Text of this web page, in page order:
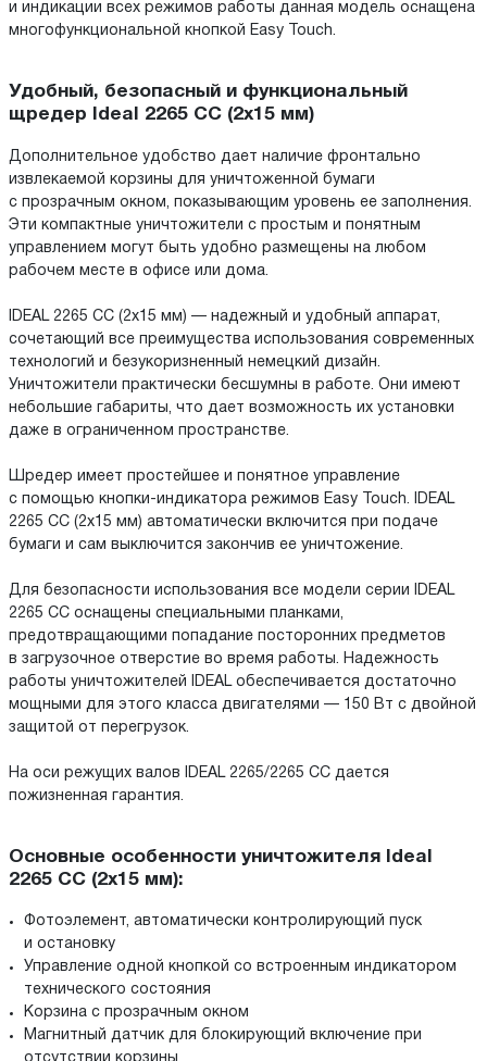
и индикации всех режимов работы данная модель оснащена
многофункциональной кнопкой Easy Touch.
Удобный, безопасный и функциональный
щредер Ideal 2265 CC (2x15 мм)
Дополнительное удобство дает наличие фронтально
извлекаемой корзины для уничтоженной бумаги
с прозрачным окном, показывающим уровень ее заполнения.
Эти компактные уничтожители с простым и понятным
управлением могут быть удобно размещены на любом
рабочем месте в офисе или дома.
IDEAL 2265 CC (2x15 мм) — надежный и удобный аппарат,
сочетающий все преимущества использования современных
технологий и безукоризненный немецкий дизайн.
Уничтожители практически бесшумны в работе. Они имеют
небольшие габариты, что дает возможность их установки
даже в ограниченном пространстве.
Шредер имеет простейшее и понятное управление
с помощью кнопки-индикатора режимов Easy Touch. IDEAL
2265 CC (2x15 мм) автоматически включится при подаче
бумаги и сам выключится закончив ее уничтожение.
Для безопасности использования все модели серии IDEAL
2265 CC оснащены специальными планками,
предотвращающими попадание посторонних предметов
в загрузочное отверстие во время работы. Надежность
работы уничтожителей IDEAL обеспечивается достаточно
мощными для этого класса двигателями — 150 Вт с двойной
защитой от перегрузок.
На оси режущих валов IDEAL 2265/2265 CC дается
пожизненная гарантия.
Основные особенности уничтожителя Ideal
2265 CC (2x15 мм):
Фотоэлемент, автоматически контролирующий пуск
и остановку
Управление одной кнопкой со встроенным индикатором
технического состояния
Корзина с прозрачным окном
Магнитный датчик для блокирующий включение при